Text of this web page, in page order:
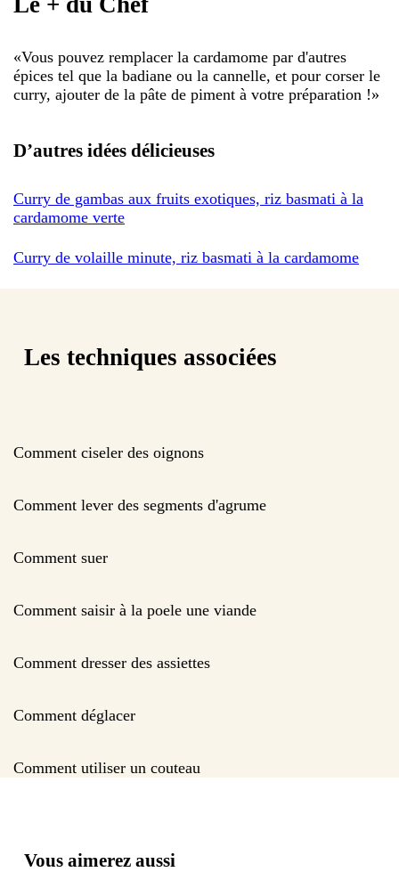
«Vous pouvez remplacer la cardamome par d'autres
épices tel que la badiane ou la cannelle, et pour corser le
curry, ajouter de la pâte de piment à votre préparation !»
D’autres idées délicieuses
Curry de gambas aux fruits exotiques, riz basmati à la
cardamome verte
Curry de volaille minute, riz basmati à la cardamome
Les techniques associées
Comment ciseler des oignons
Comment lever des segments d'agrume
Comment suer
Comment saisir à la poele une viande
Comment dresser des assiettes
Comment déglacer
Comment utiliser un couteau
Vous aimerez aussi